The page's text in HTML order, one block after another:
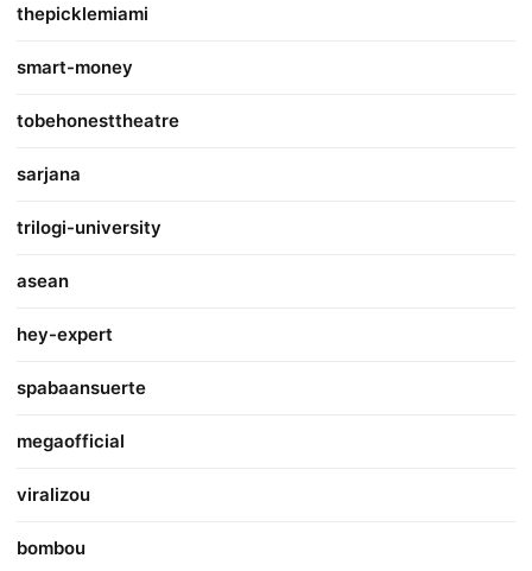
thepicklemiami
smart-money
tobehonesttheatre
sarjana
trilogi-university
asean
hey-expert
spabaansuerte
megaofficial
viralizou
bombou